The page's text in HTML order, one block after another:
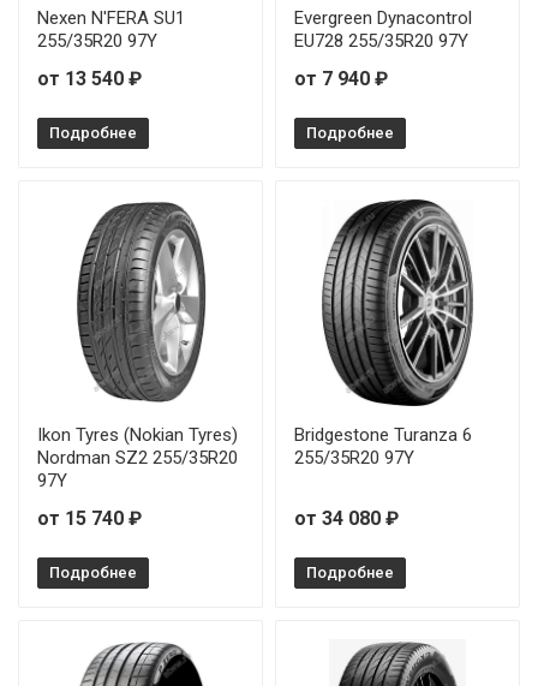
Nexen N'FERA SU1
255/35R20 97Y
от 13 540 ₽
Подробнее
Evergreen Dynacontrol
EU728 255/35R20 97Y
от 7 940 ₽
Подробнее
Ikon Tyres (Nokian Tyres)
Nordman SZ2 255/35R20
97Y
от 15 740 ₽
Подробнее
Bridgestone Turanza 6
255/35R20 97Y
от 34 080 ₽
Подробнее